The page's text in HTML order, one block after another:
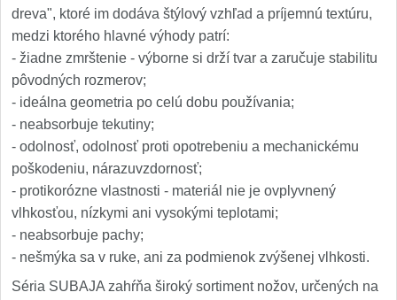
dreva", ktoré im dodáva štýlový vzhľad a príjemnú textúru,
medzi ktorého hlavné výhody patrí:
- žiadne zmrštenie - výborne si drží tvar a zaručuje stabilitu
pôvodných rozmerov;
- ideálna geometria po celú dobu používania;
- neabsorbuje tekutiny;
- odolnosť, odolnosť proti opotrebeniu a mechanickému
poškodeniu, nárazuvzdornosť;
- protikorózne vlastnosti - materiál nie je ovplyvnený
vlhkosťou, nízkymi ani vysokými teplotami;
- neabsorbuje pachy;
- nešmýka sa v ruke, ani za podmienok zvýšenej vlhkosti.
Séria SUBAJA zahŕňa široký sortiment nožov, určených na